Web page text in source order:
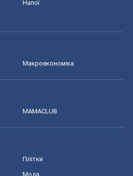
Напої
Макроекономіка
MAMACLUB
Плітки
Мода